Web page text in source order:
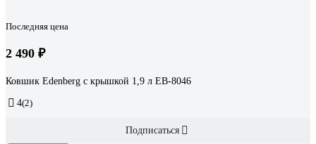
Последняя цена
2 490 ₽
Ковшик Edenberg с крышкой 1,9 л EB-8046
4(2)
Подписаться